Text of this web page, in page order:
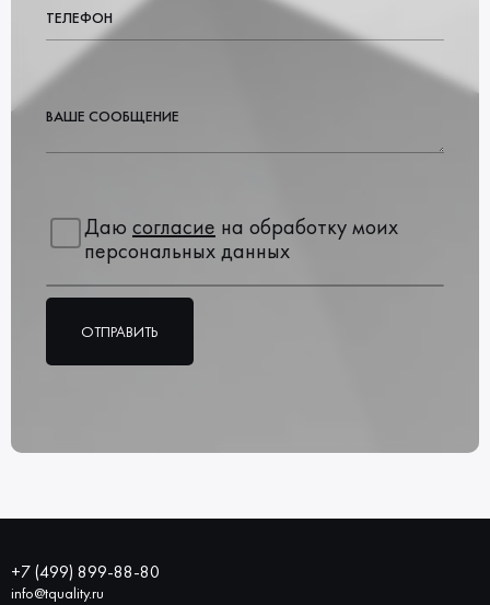
ТЕЛЕФОН
ВАШЕ СООБЩЕНИЕ
Даю согласие на обработку моих
персональных данных
ОТПРАВИТЬ
+7 (499) 899-88-80
info@tquality.ru